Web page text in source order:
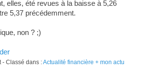
elles, été revues à la baisse à 5,26
5,37 précédemment.
non ? ;)
- Classé dans :Actualité financière + mon actu